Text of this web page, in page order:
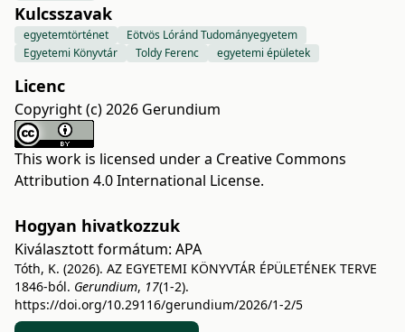
Kulcsszavak
egyetemtörténet
Eötvös Lóránd Tudományegyetem
Egyetemi Könyvtár
Toldy Ferenc egyetemi épületek
Licenc
Copyright (c) 2026 Gerundium
This work is licensed under a Creative Commons
Attribution 4.0 International License.
Hogyan hivatkozzuk
Kiválasztott formátum: APA
Tóth, K. (2026). AZ EGYETEMI KÖNYVTÁR ÉPÜLETÉNEK TERVE
1846-ból. Gerundium, 17(1-2).
https://doi.org/10.29116/gerundium/2026/1-2/5